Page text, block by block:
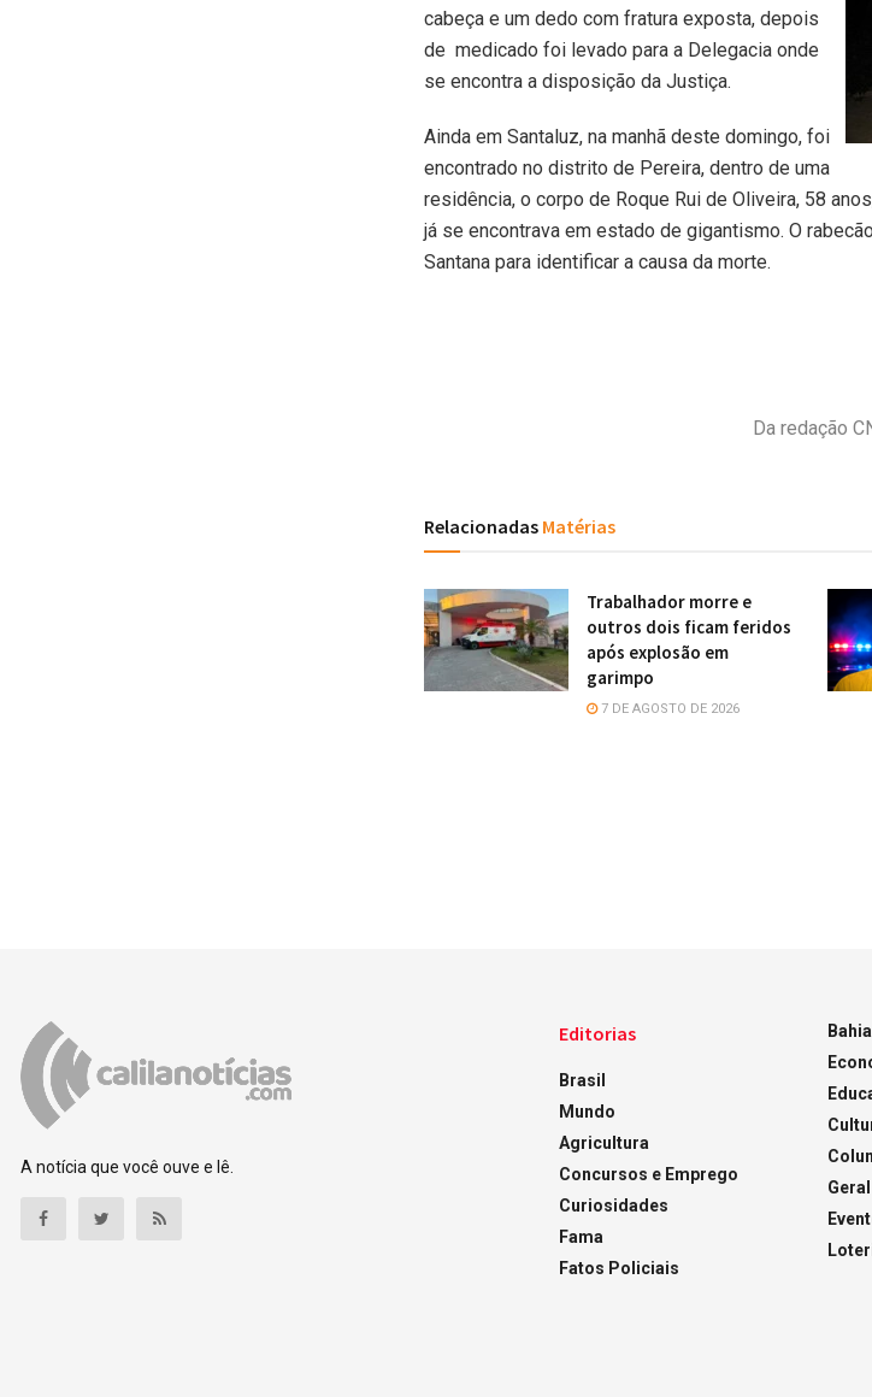
cabeça e um dedo com fratura exposta, depois
de medicado foi levado para a Delegacia onde
se encontra a disposição da Justiça.
Ainda em Santaluz, na manhã deste domingo, foi
encontrado no distrito de Pereira, dentro de uma
residência, o corpo de Roque Rui de Oliveira, 58
já se encontrava em estado de gigantismo. O
Santana para identificar a causa da morte.
Da redação
Relacionadas Matérias
Trabalhador morre e
outros dois ficam feridos
após explosão em
garimpo
7 DE AGOSTO DE 2026
A notícia que você ouve e lê.
Editorias
Brasil
Mundo
Agricultura
Concursos e Emprego
Curiosidades
Fama
Fatos Policiais
Bahia
Geral